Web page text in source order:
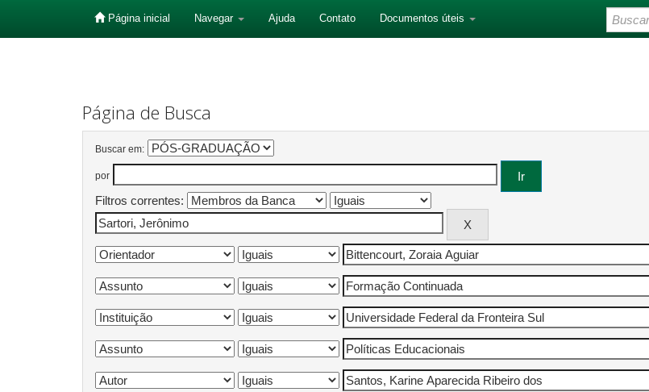
Página inicial Navegar Ajuda Contato Documentos úteis
Página de Busca
Buscar em:
por
Filtros correntes: